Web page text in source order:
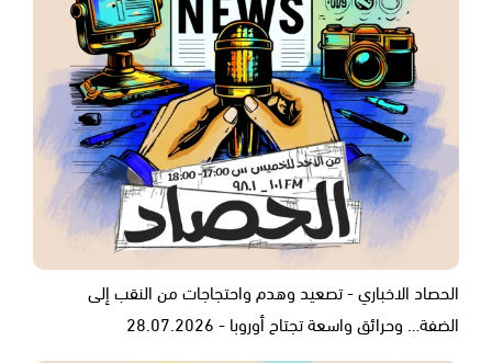
الحصاد الاخباري - تصعيد وهدم واحتجاجات من النقب إلى
الضفة… وحرائق واسعة تجتاح أوروبا - 28.07.2026